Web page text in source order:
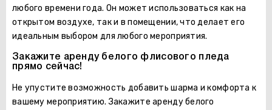
любого времени года. Он может использоваться как на
открытом воздухе, так и в помещении, что делает его
идеальным выбором для любого мероприятия.
Закажите аренду белого флисового пледа
прямо сейчас!
Не упустите возможность добавить шарма и комфорта к
вашему мероприятию. Закажите аренду белого